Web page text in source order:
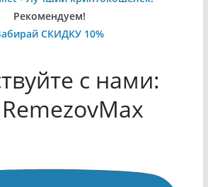
Рекомендуем!
СКИДКУ 10%
с нами: